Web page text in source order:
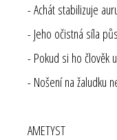
- Achát stabilizuje
- Jeho očistná síla
- Pokud si ho člověk
- Nošení na žaludku
AMETYST